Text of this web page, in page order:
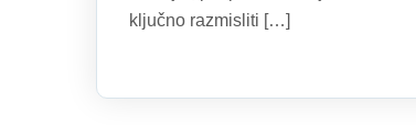
ključno razmisliti […]